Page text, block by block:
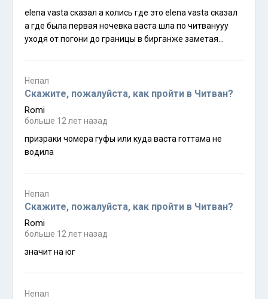
elena vasta сказал а колись где это elena vasta сказал
а где была первая ночевка васта шла по читванууу
уходя от погони до границы в бирганже заметая
алкааааш короче виртуозная работа печенью и
чепанги мне её сдали они обезьян едят брррр гадость
какая к той которая рядом с водопадом бетонные
ступени ведут и чего я там забыл а ты не помнишь из
ключи от мотоцикла где запасная свеча
Непал
Скажите, пожалуйста, как пройти в Читван?
Romi
больше 12 лет назад
призраки чомера гуфы или куда васта готтама не
водила
Непал
Скажите, пожалуйста, как пройти в Читван?
Romi
больше 12 лет назад
значит на юг
Непал